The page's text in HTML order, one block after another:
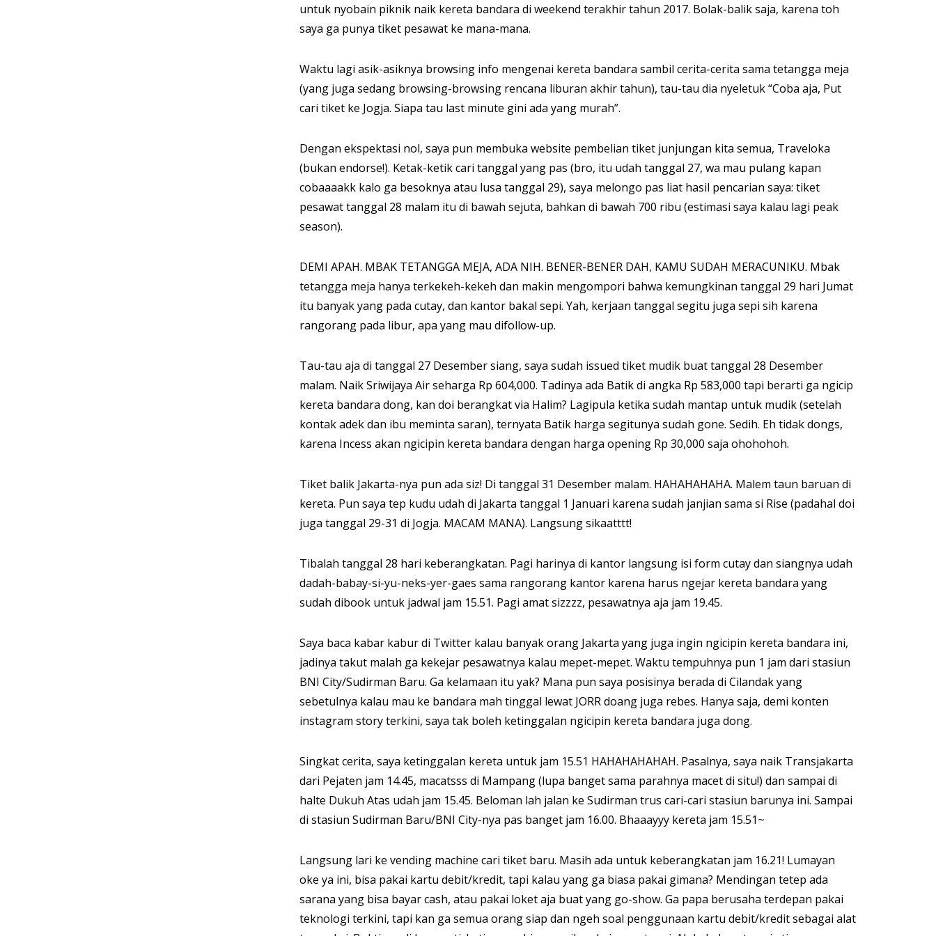
untuk nyobain piknik naik kereta bandara di weekend terakhir tahun 2017. Bolak-balik saja, karena toh
saya ga punya tiket pesawat ke mana-mana.
Waktu lagi asik-asiknya browsing info mengenai kereta bandara sambil cerita-cerita sama tetangga meja
(yang juga sedang browsing-browsing rencana liburan akhir tahun), tau-tau dia nyeletuk “Coba aja, Put
cari tiket ke Jogja. Siapa tau last minute gini ada yang murah”.
Dengan ekspektasi nol, saya pun membuka website pembelian tiket junjungan kita semua, Traveloka
(bukan endorse!). Ketak-ketik cari tanggal yang pas (bro, itu udah tanggal 27, wa mau pulang kapan
cobaaaakk kalo ga besoknya atau lusa tanggal 29), saya melongo pas liat hasil pencarian saya: tiket
pesawat tanggal 28 malam itu di bawah sejuta, bahkan di bawah 700 ribu (estimasi saya kalau lagi peak
season).
DEMI APAH. MBAK TETANGGA MEJA, ADA NIH. BENER-BENER DAH, KAMU SUDAH MERACUNIKU. Mbak
tetangga meja hanya terkekeh-kekeh dan makin mengompori bahwa kemungkinan tanggal 29 hari Jumat
itu banyak yang pada cutay, dan kantor bakal sepi. Yah, kerjaan tanggal segitu juga sepi sih karena
rangorang pada libur, apa yang mau difollow-up.
Tau-tau aja di tanggal 27 Desember siang, saya sudah issued tiket mudik buat tanggal 28 Desember
malam. Naik Sriwijaya Air seharga Rp 604,000. Tadinya ada Batik di angka Rp 583,000 tapi berarti ga ngicip
kereta bandara dong, kan doi berangkat via Halim? Lagipula ketika sudah mantap untuk mudik (setelah
kontak adek dan ibu meminta saran), ternyata Batik harga segitunya sudah gone. Sedih. Eh tidak dongs,
karena Incess akan ngicipin kereta bandara dengan harga opening Rp 30,000 saja ohohohoh.
Tiket balik Jakarta-nya pun ada siz! Di tanggal 31 Desember malam. HAHAHAHAHA. Malem taun baruan di
kereta. Pun saya tep kudu udah di Jakarta tanggal 1 Januari karena sudah janjian sama si Rise (padahal doi
juga tanggal 29-31 di Jogja. MACAM MANA). Langsung sikaatttt!
Tibalah tanggal 28 hari keberangkatan. Pagi harinya di kantor langsung isi form cutay dan siangnya udah
dadah-babay-si-yu-neks-yer-gaes sama rangorang kantor karena harus ngejar kereta bandara yang
sudah dibook untuk jadwal jam 15.51. Pagi amat sizzzz, pesawatnya aja jam 19.45.
Saya baca kabar kabur di Twitter kalau banyak orang Jakarta yang juga ingin ngicipin kereta bandara ini,
jadinya takut malah ga kekejar pesawatnya kalau mepet-mepet. Waktu tempuhnya pun 1 jam dari stasiun
BNI City/Sudirman Baru. Ga kelamaan itu yak? Mana pun saya posisinya berada di Cilandak yang
sebetulnya kalau mau ke bandara mah tinggal lewat JORR doang juga rebes. Hanya saja, demi konten
instagram story terkini, saya tak boleh ketinggalan ngicipin kereta bandara juga dong.
Singkat cerita, saya ketinggalan kereta untuk jam 15.51 HAHAHAHAHAH. Pasalnya, saya naik Transjakarta
dari Pejaten jam 14.45, macatsss di Mampang (lupa banget sama parahnya macet di situ!) dan sampai di
halte Dukuh Atas udah jam 15.45. Beloman lah jalan ke Sudirman trus cari-cari stasiun barunya ini. Sampai
di stasiun Sudirman Baru/BNI City-nya pas banget jam 16.00. Bhaaayyy kereta jam 15.51~
Langsung lari ke vending machine cari tiket baru. Masih ada untuk keberangkatan jam 16.21! Lumayan
oke ya ini, bisa pakai kartu debit/kredit, tapi kalau yang ga biasa pakai gimana? Mendingan tetep ada
sarana yang bisa bayar cash, atau pakai loket aja buat yang go-show. Ga papa berusaha terdepan pakai
teknologi terkini, tapi kan ga semua orang siap dan ngeh soal penggunaan kartu debit/kredit sebagai alat